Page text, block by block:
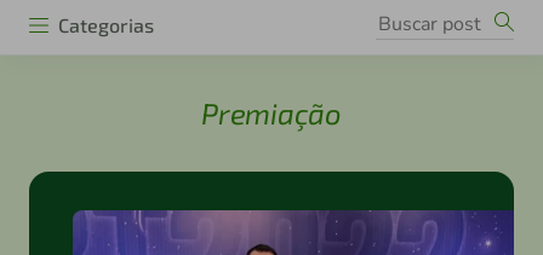
Categorias
Premiação